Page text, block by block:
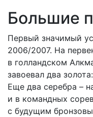
Большие
Первый значимый
2006/2007. На
в голландском
завоевал два
Еще два серебра –
и в команд­ных
с будущим